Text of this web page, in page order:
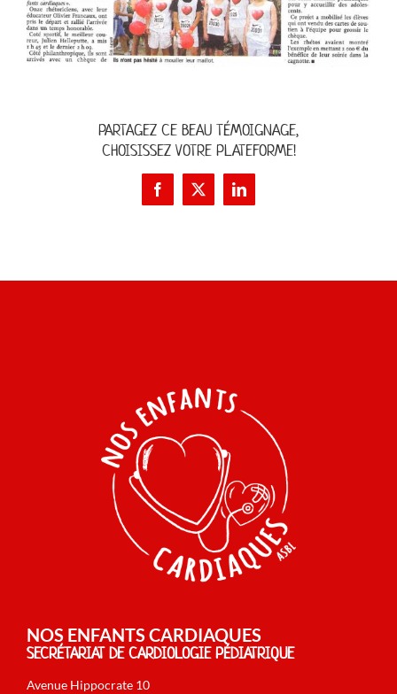
PARTAGEZ CE BEAU TÉMOIGNAGE,
CHOISISSEZ VOTRE PLATEFORME!
Facebook
X LinkedIn
NOS ENFANTS CARDIAQUES
SECRÉTARIAT DE CARDIOLOGIE PÉDIATRIQUE
Avenue Hippocrate 10